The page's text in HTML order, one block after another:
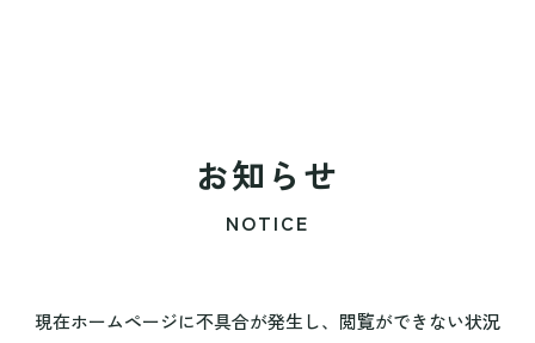
お知らせ
NOTICE
現在ホームページに不具合が発生し、閲覧ができない状況